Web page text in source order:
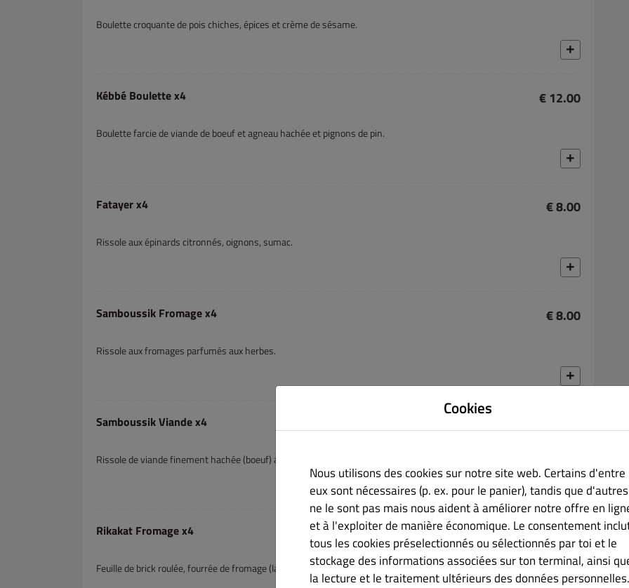
Boulette croquante de pois chiches, épices et crème de sésame.
Kébbé Boulette x4 € 12.00
Boulette farcie de viande de boeuf et agneau hachée et pignons de pin.
Fatayer x4 € 8.00
Rissole aux épinards citronnés, oignons, sumac.
Samboussik Fromage x4 € 8.00
Rissole aux fromages parfumés aux herbes.
Samboussik Viande x4
Rissole de viande finement hachée (boeuf) aux épices et pignons de pin.
Rikakat Fromage x4 € 8.00
Feuille de brick roulée, fourrée de fromage (lait de vache et brebis) parfumé aux herbes.
Cookies
Nous utilisons des cookies sur notre site web. Certains d'entre
eux sont nécessaires (p. ex. pour le panier), tandis que d'autres
ne le sont pas mais nous aident à améliorer notre offre en
et à l'exploiter de manière économique. Le consentement
tous les cookies préselectionnés ou sélectionnés par toi et le
stockage des informations associées sur ton terminal, ainsi
la lecture et le traitement ultérieurs des données personnelles.